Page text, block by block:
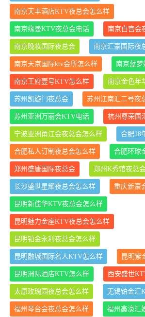
南京天丰酒店KTV夜总会怎么样
南京缘曼KTV夜总会电话 南京白宫会
南京晚妆国际夜总会 南京汇豪国际夜
南京天京国际ktv会所怎么样 南京蓝梦
南京王府壹号KTV怎么样 南京金色年
苏州凯旋门夜总会 苏州江南汇二号夜
苏州亚洲万丽会KTV电话 杭州尊荣国
宁波亚洲甬江会夜总会怎么样 合肥18
合肥私人订制夜总会怎么样 合肥环球
郑州盛唐国际夜总会 郑州K秀馆夜总
长沙盛世星耀夜总会怎么样 重庆新豪
昆明新佳华KTV夜总会怎么样
昆明魅力金座KTV夜总会怎么样
昆明铂金永利夜总会怎么样
昆明融城国际名人KTV怎么样 昆明紫
昆明洲际酒店KTV怎么样 西安盛世
太原玫瑰园夜总会怎么样 无锡铂金汇
福州琴台会夜总会怎么样 福州鑫濠汇